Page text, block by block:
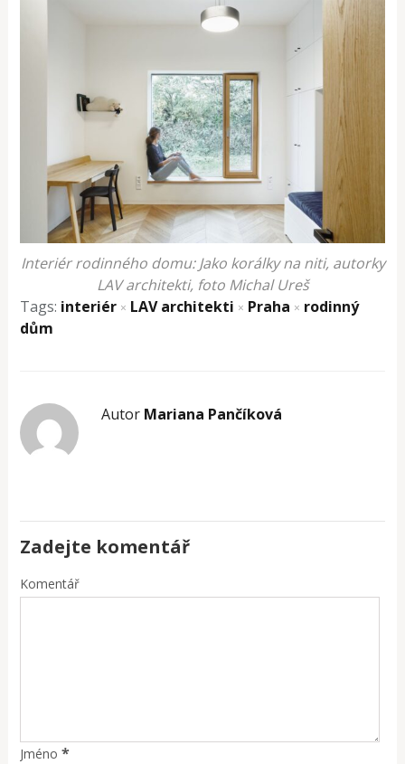
Interiér rodinného domu: Jako korálky na niti, autorky
LAV architekti, foto Michal Ureš
Tags: interiér × LAV architekti × Praha × rodinný
dům
Autor Mariana Pančíková
Zadejte komentář
Komentář
Jméno *